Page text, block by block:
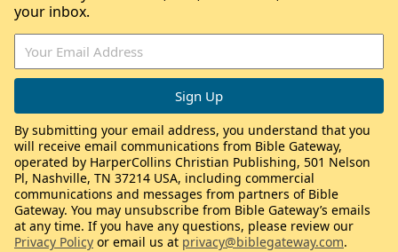
your inbox.
By submitting your email address, you understand that you
will receive email communications from Bible Gateway,
operated by HarperCollins Christian Publishing, 501 Nelson
Pl, Nashville, TN 37214 USA, including commercial
communications and messages from partners of Bible
Gateway. You may unsubscribe from Bible Gateway’s emails
at any time. If you have any questions, please review our
Privacy Policy or email us at privacy@biblegateway.com.